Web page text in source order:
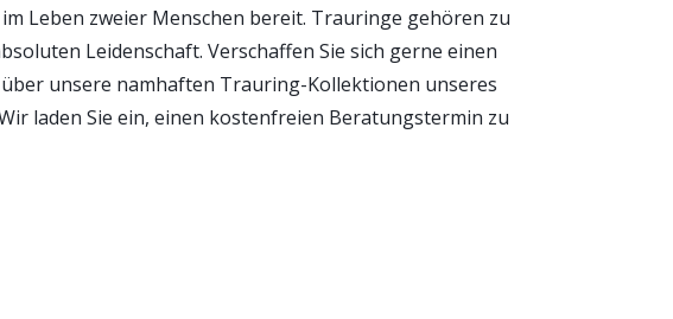
Leben zweier Menschen bereit. Trauringe gehören zu
Leidenschaft. Verschaffen Sie sich gerne einen
unsere namhaften Trauring-Kollektionen unseres
laden Sie ein, einen kostenfreien Beratungstermin zu